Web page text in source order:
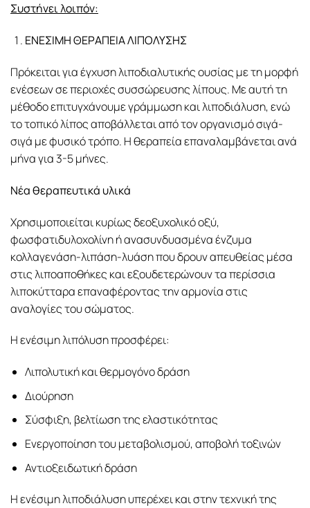
Συστήνει λοιπόν:
ΕΝΕΣΙΜΗ ΘΕΡΑΠΕΙΑ ΛΙΠΟΛΥΣΗΣ
Πρόκειται για έγχυση λιποδιαλυτικής ουσίας με τη μορφή
ενέσεων σε περιοχές συσσώρευσης λίπους. Με αυτή τη
μέθοδο επιτυγχάνουμε γράμμωση και λιποδιάλυση, ενώ
το τοπικό λίπος αποβάλλεται από τον οργανισμό σιγά-
σιγά με φυσικό τρόπο. Η θεραπεία επαναλαμβάνεται ανά
μήνα για 3-5 μήνες.
Νέα θεραπευτικά υλικά
Χρησιμοποιείται κυρίως δεοξυχολικό οξύ,
φωσφατιδυλοχολίνη ή ανασυνδυασμένα ένζυμα
κολλαγενάση-λιπάση-λυάση που δρουν απευθείας μέσα
στις λιποαποθήκες και εξουδετερώνουν τα περίσσια
λιποκύτταρα επαναφέροντας την αρμονία στις
αναλογίες του σώματος.
Η ενέσιμη λιπόλυση προσφέρει:
Λιπολυτική και θερμογόνο δράση
Διούρηση
Σύσφιξη, βελτίωση της ελαστικότητας
Ενεργοποίηση του μεταβολισμού, αποβολή τοξινών
Αντιοξειδωτική δράση
Η ενέσιμη λιποδιάλυση υπερέχει και στην τεχνική της